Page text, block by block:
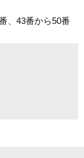
、43番から50番